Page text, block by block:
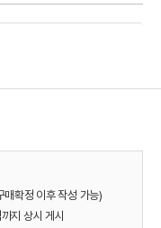
매확정 이후 작성 가능)
지 상시 게시